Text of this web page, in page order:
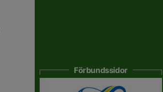
Förbundssidor